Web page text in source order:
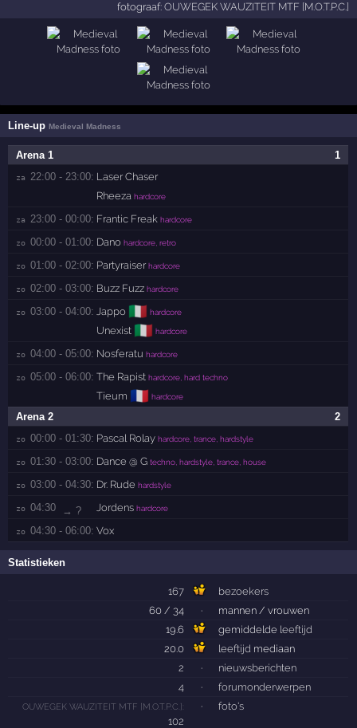
fotograaf: OUWEGEK WAUZITEIT MTF [M.O.T.P.C.]
Line-upMedieval Madness
1
Arena 1
za 22:00 - 23:00: Laser Chaser
Rheeza hardcore
za 23:00 - 00:00: Frantic Freak hardcore
zo 00:00 - 01:00: Dano hardcore, retro
zo 01:00 - 02:00: Partyraiser hardcore
zo 02:00 - 03:00: Buzz Fuzz hardcore
zo 03:00 - 04:00: Jappo 🇮🇹 hardcore
Unexist 🇮🇹 hardcore
zo 04:00 - 05:00: Nosferatu hardcore
zo 05:00 - 06:00: The Rapist hardcore, hard techno
Tieum 🇫🇷 hardcore
2
Arena 2
zo 00:00 - 01:30: Pascal Rolay hardcore, trance, hardstyle
zo 01:30 - 03:00: Dance @ G techno, hardstyle, trance, house
zo 03:00 - 04:30: Dr. Rude hardstyle
zo 04:30 → ? Jordens hardcore
zo 04:30 - 06:00: Vox
Statistieken
167
bezoekers
60 / 34
·
mannen / vrouwen
19.6
gemiddelde leeftijd
20.0
leeftijd mediaan
2
·
nieuwsberichten
4
· forumonderwerpen
OUWEGEK WAUZITEIT MTF [M.O.T.P.C.]:
102
· foto's